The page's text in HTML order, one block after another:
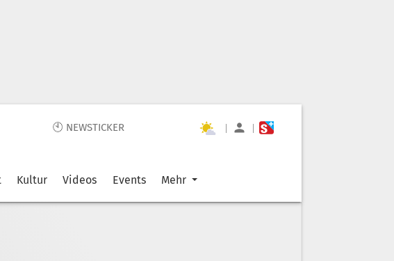
🕙 NEWSTICKER | |
Kultur Videos Events Mehr